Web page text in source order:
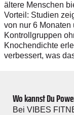
ältere Menschen
Vorteil: Studien
von nur 6 Monaten
Kontrollgruppen
Knochendichte
verbessert, was
Wo kannst Du
Bei VIBES